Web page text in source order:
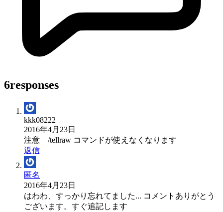
6responses
kkk08222
2016年4月23日
注意 /tellraw コマンドが使えなくなります
返信
匿名
2016年4月23日
はわわ、すっかり忘れてました... コメントありがとう
ございます。すぐ追記します